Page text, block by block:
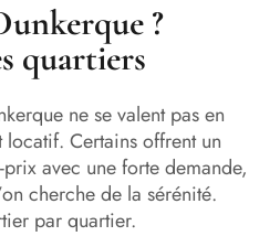
?
quartiers
ne se valent pas en
locatif. Certains offrent un
avec une forte demande,
cherche de la sérénité.
par quartier.